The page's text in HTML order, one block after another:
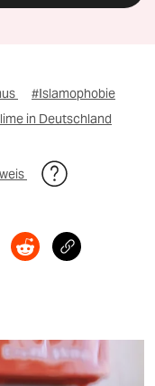
#Islamophobie
in Deutschland